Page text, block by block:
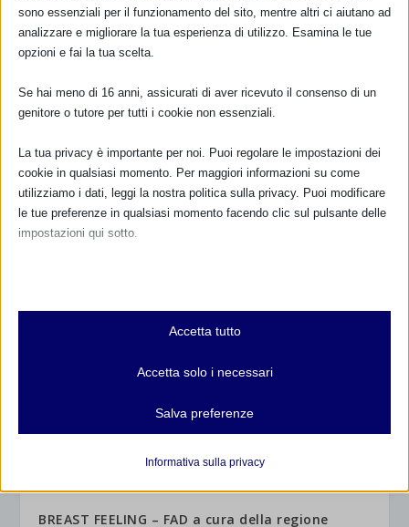
2° Raduno dei gruppi sardi da mamma a
BREAST FEELING – FAD a cura della regione
sono essenziali per il funzionamento del sito, mentre altri ci aiutano ad
analizzare e migliorare la tua esperienza di utilizzo. Esamina le tue
opzioni e fai la tua scelta.
Se hai meno di 16 anni, assicurati di aver ricevuto il consenso di un
genitore o tutore per tutti i cookie non essenziali.
La tua privacy è importante per noi. Puoi regolare le impostazioni dei
cookie in qualsiasi momento. Per maggiori informazioni su come
utilizziamo i dati, leggi la nostra politica sulla privacy. Puoi modificare
le tue preferenze in qualsiasi momento facendo clic sul pulsante delle
impostazioni qui sotto.
Essenziali
I cookie e i servizi essenziali abilitano le funzioni di base e sono
e servizi non richiedono il consenso dell'utente secondo il GDPR.
wordpress_logged_in_*
Analitici
interagiscono con il nostro sito web.
Mostra dettagli
Accetta tutto
Accetta solo i necessari
Salva preferenze
Informativa sulla privacy